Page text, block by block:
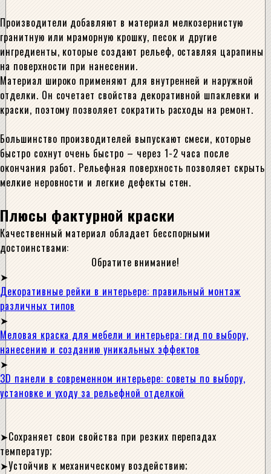
Производители добавляют в материал мелкозернистую
гранитную или мраморную крошку, песок и другие
ингредиенты, которые создают рельеф, оставляя царапины
на поверхности при нанесении.
Материал широко применяют для внутренней и наружной
отделки. Он сочетает свойства декоративной шпаклевки и
краски, поэтому позволяет сократить расходы на ремонт.
Большинство производителей выпускают смеси, которые
быстро сохнут очень быстро – через 1-2 часа после
окончания работ. Рельефная поверхность позволяет скрыть
мелкие неровности и легкие дефекты стен.
Плюсы фактурной краски
Качественный материал обладает бесспорными
достоинствами:
Обратите внимание!
Декоративные рейки в интерьере: правильный монтаж
различных типов
Меловая краска для мебели и интерьера: гид по выбору,
нанесению и созданию уникальных эффектов
3D панели в современном интерьере: советы по выбору,
установке и уходу за рельефной отделкой
Сохраняет свои свойства при резких перепадах
температур;
Устойчив к механическому воздействию;